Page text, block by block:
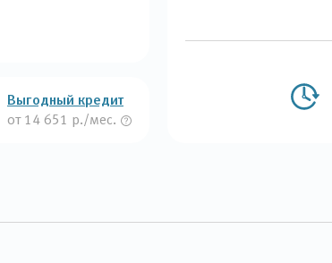
Выгодный кредит
от 14 651 р./мес.